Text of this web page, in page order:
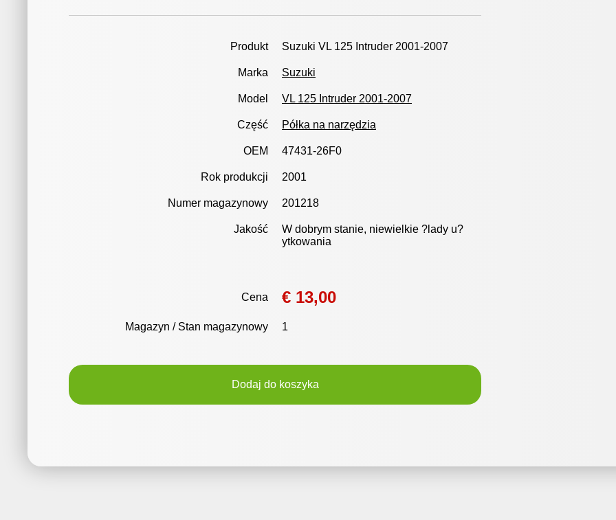
Produkt Suzuki VL 125 Intruder 2001-2007
Marka Suzuki
Model VL 125 Intruder 2001-2007
Część Półka na narzędzia
OEM 47431-26F0
Rok produkcji 2001
Numer magazynowy 201218
Jakość
W dobrym stanie, niewielkie ?lady u?
ytkowania
Cena € 13,00
Magazyn / Stan magazynowy 1
Dodaj do koszyka